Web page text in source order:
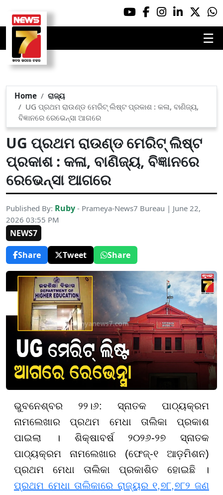
☰
Home
ରାଜ୍ୟ
UG ପ୍ରଥମ ରାଉଣ୍ଡ ମେରିଟ୍ ଲିଷ୍ଟ ପ୍ରକାଶ : କଳା, ବାଣିଜ୍ୟ,
ବିଜ୍ଞାନରେ ରେଭେନ୍ସା ଆଗରେ
UG ପ୍ରଥମ ରାଉଣ୍ଡ ମେରିଟ୍ ଲିଷ୍ଟ
ପ୍ରକାଶ : କଳା, ବାଣିଜ୍ୟ, ବିଜ୍ଞାନରେ
ରେଭେନ୍ସା ଆଗରେ
Published By: Ruby - Prameya-News7 Bureau | June 22,
2026 03:55 PM
NEWS7
Share
Tweet Share
ଭୁବନେଶ୍ବର ୨୨।୬: ସ୍ନାତକ ପାଠ୍ୟକ୍ରମ
ନାମଲେଖାର ପ୍ରଥମ ମେଧା ତାଲିକା ପ୍ରକାଶ
ପାଇଲା । ଶିକ୍ଷାବର୍ଷ ୨୦୨୬-୨୭ ସ୍ନାତକ
ପାଠ୍ୟକ୍ରମ ନାମଲେଖାର (ଫେଜ୍-୧ ଆଡ଼ମିଶନ)
ପ୍ରଥମ ମେଧା ତାଲିକା ପ୍ରକାଶିତ ହୋଇଛି ।
ପ୍ରଥମ ମେଧା ତାଲିକାରେ ରାଜ୍ୟର ୧,୭୮,୭୮୨ ଜଣ